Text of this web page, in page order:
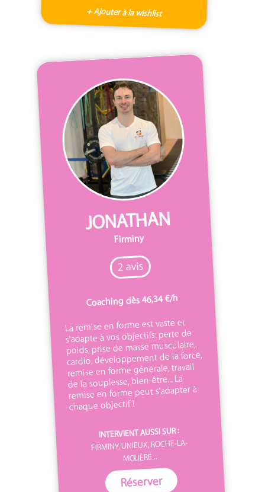
+ Ajouter à la wishlist
JONATHAN
Firminy
2 avis
Coaching dès 46,34 €/h
La remise en forme est vaste et
s'adapte à vos objectifs: perte de
poids, prise de masse musculaire,
cardio, développement de la force,
remise en forme générale, travail
de la souplesse, bien-être... La
remise en forme peut s'adapter à
chaque objectif !
INTERVIENT AUSSI SUR :
FIRMINY, UNIEUX, ROCHE-LA-
MOLIÈRE...
Réserver